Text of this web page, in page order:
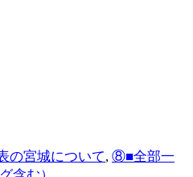
の宮城について, ⑧■全部一